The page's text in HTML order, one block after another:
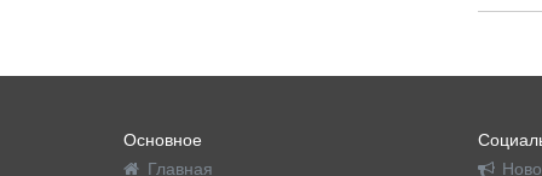
Основное
Главная